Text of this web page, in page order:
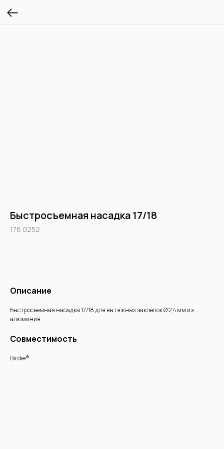
Быстросъемная насадка 17/18
176 0252
Описание
Быстросъемная насадка 17/18 для вытяжных заклепок Ø 2,4 мм из
алюминия
Совместимость
Birdie®